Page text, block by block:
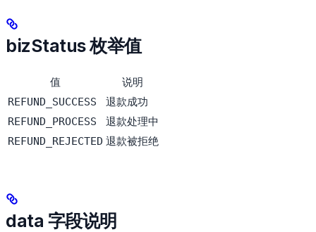
bizStatus 枚举值
值 说明
REFUND_SUCCESS 退款成功
REFUND_PROCESS 退款处理中
REFUND_REJECTED 退款被拒绝
data 字段说明